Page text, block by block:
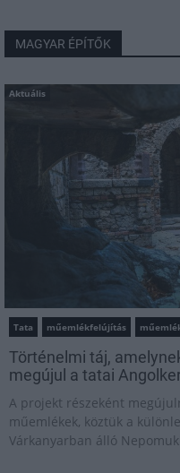
MAGYAR ÉPÍTŐK
Aktuális
Tata műemlékfelújítás
Történelmi táj,
megújul a tatai
A projekt részeként
műemlékek, köztük a
Várkanyarban álló